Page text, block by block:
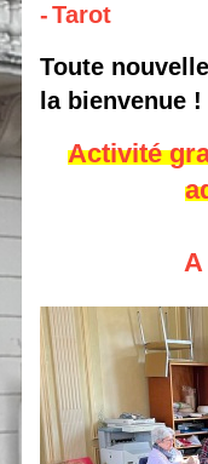
-Tarot
Toute
la bienvenue !
Activité
A